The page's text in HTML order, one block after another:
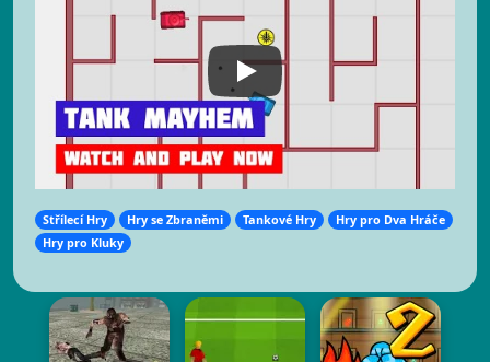
Střílecí Hry Hry se Zbraněmi Tankové Hry
Hry pro Dva Hráče
Hry pro Kluky